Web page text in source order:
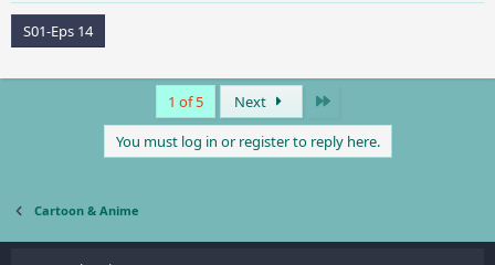
S01-Eps 14
1 of 5 Next
You must log in or register to reply here.
Cartoon & Anime